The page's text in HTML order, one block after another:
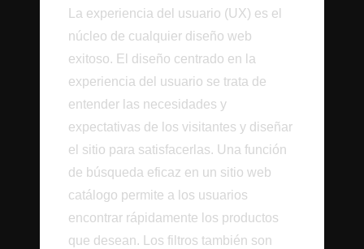
La experiencia del usuario (UX) es el
núcleo de cualquier diseño web
exitoso. El diseño centrado en la
experiencia del usuario se trata de
entender las necesidades y
expectativas de los visitantes y diseñar
el sitio para satisfacerlas. Una función
de búsqueda eficaz en un sitio web
catálogo permite a los usuarios
encontrar rápidamente los productos
que desean. Los filtros también son